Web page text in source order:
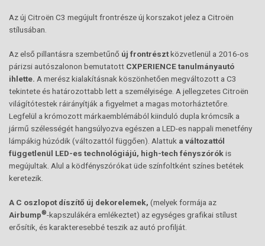
Az új Citroën C3 megújult frontrésze új korszakot jelez a Citroën
stílusában.
Az első pillantásra szembetűnő új frontrésztközvetlenül a 2016-os
párizsi autószalonon bemutatott CXPERIENCE tanulmányautó
ihlette. A merész kialakításnak köszönhetően megváltozott a C3
tekintete és határozottabb lett a személyisége. A jellegzetes Citroën
világítótestek ráirányítják a figyelmet a magas motorháztetőre.
Legfelül a krómozott márkaemblémából kiinduló dupla krómcsík a
jármű szélességét hangsúlyozva egészen a LED-es nappali menetfény
lámpákig húzódik (változattól függően). Alattuk a változattól
függetlenül LED-es technológiájú, high-tech fényszórók is
megújultak. Alul a ködfényszórókat üde színfoltként színes betétek
keretezik.
A C oszlopot díszítő új dekorelemek, (melyek formája az
Airbump®-kapszulákéra emlékeztet) az egységes grafikai stílust
erősítik, és karakteresebbé teszik az autó profilját.